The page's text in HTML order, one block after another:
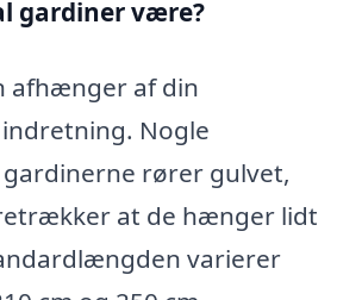
gardiner være?
afhænger af din
Nogle
rører gulvet,
at de hænger lidt
varierer